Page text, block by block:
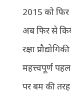
2015 को फिर
अब फिर से
रक्षा
महत्त्वपूर्ण
पर बम की